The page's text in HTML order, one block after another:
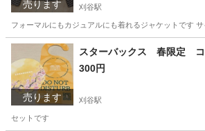
売ります 刈谷駅
フォーマルにもカジュアルにも着れるジャケットです
愛知 刈谷市 刈谷駅 ジャケット 通り
売ります
スターバックス 春限定 コ
300円
刈谷駅
セットです